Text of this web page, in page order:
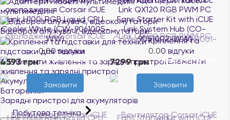
мультимедійні
Відеорозгалужувачі, відеокомутатори
Кріплення та
підставки для техніки
Елементи
живлення та зарядні пристрої
Акумулятори
Батарейки
Зарядні пристрої для акумуляторів
Побутова техніка
охолодження Corsair iCUE
Link H100i RGB Liquid CPU
Cooler White (CW-9061005-
WW)
0.00 відгуки
Нема в наявності
4593 грн
Замовити
Link QX120 RGB PWM PC
Fans Starter Kit with iCUE
Link System Hub (CO-
9051002-WW)
0.00 відгуки
Нема в наявності
7299 грн
Замовити